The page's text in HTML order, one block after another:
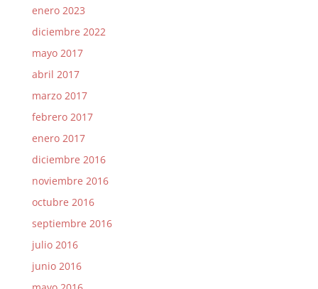
enero 2023
diciembre 2022
mayo 2017
abril 2017
marzo 2017
febrero 2017
enero 2017
diciembre 2016
noviembre 2016
octubre 2016
septiembre 2016
julio 2016
junio 2016